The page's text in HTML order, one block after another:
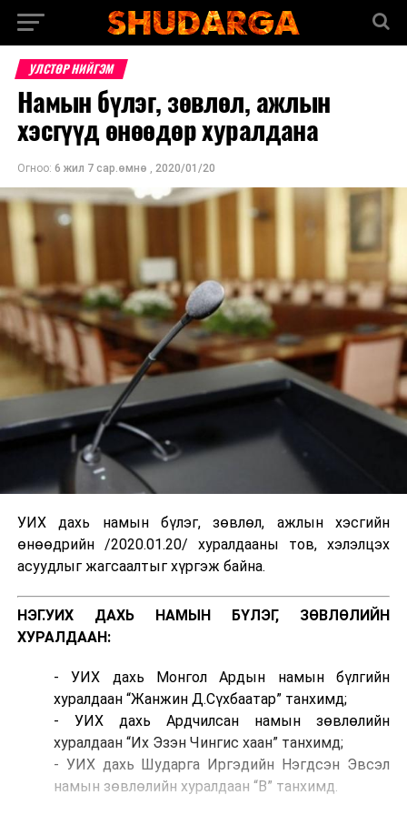
УЛСТӨР НИЙГЭМ
Намын бүлэг, зөвлөл, ажлын
хэсгүүд өнөөдөр хуралдана
Огноо: 6 жил 7 сар.өмнө , 2020/01/20
УИХ дахь намын бүлэг, зөвлөл, ажлын хэсгийн
өнөөдрийн /2020.01.20/ хуралдааны тов, хэлэлцэх
асуудлыг жагсаалтыг хүргэж байна.
НЭГ.УИХ ДАХЬ НАМЫН БҮЛЭГ, ЗӨВЛӨЛИЙН
ХУРАЛДААН:
- УИХ дахь Монгол Ардын намын бүлгийн
хуралдаан “Жанжин Д.Сүхбаатар” танхимд;
- УИХ дахь Ардчилсан намын зөвлөлийн
хуралдаан “Их Эзэн Чингис хаан” танхимд;
- УИХ дахь Шударга Иргэдийн Нэгдсэн Эвсэл
намын зөвлөлийн хуралдаан “В” танхимд.